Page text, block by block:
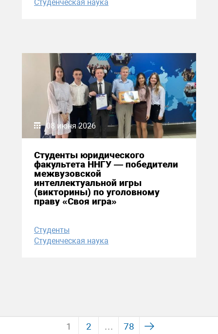
Студенческая наука
08 июня 2026
Студенты юридического
факультета ННГУ — победители
межвузовской
интеллектуальной игры
(викторины) по уголовному
праву «Своя игра»
Студенты
Студенческая наука
1 2 … 78